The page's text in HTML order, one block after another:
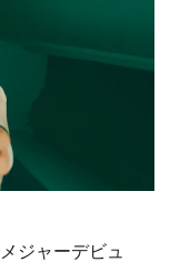
ジャーデビュ